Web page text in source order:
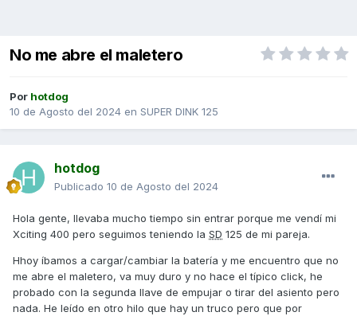
No me abre el maletero
Por hotdog
10 de Agosto del 2024 en SUPER DINK 125
hotdog
Publicado 10 de Agosto del 2024
Hola gente, llevaba mucho tiempo sin entrar porque me vendí mi
Xciting 400 pero seguimos teniendo la SD 125 de mi pareja.
Hhoy íbamos a cargar/cambiar la batería y me encuentro que no
me abre el maletero, va muy duro y no hace el típico click, he
probado con la segunda llave de empujar o tirar del asiento pero
nada. He leído en otro hilo que hay un truco pero que por